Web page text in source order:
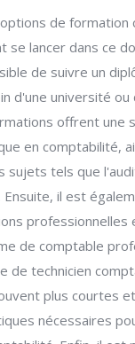
de formation
se lancer dans ce
de suivre un
d'une université ou
offrent une
en comptabilité,
sujets tels que
Ensuite, il est
professionnelles
de comptable
de technicien
plus courtes
nécessaires